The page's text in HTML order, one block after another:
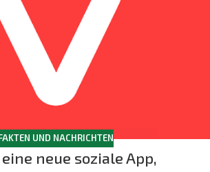
UND NACHRICHTEN
neue soziale App,